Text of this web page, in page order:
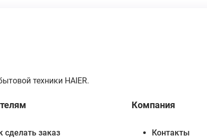
техники HAIER.
сделать заказ
Компания
Контакты